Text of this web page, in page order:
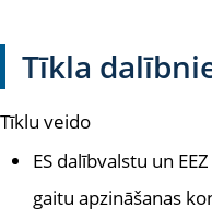
Tīkla
Tīklu veido
ES dalībvalstu un
gaitu apzināšanas